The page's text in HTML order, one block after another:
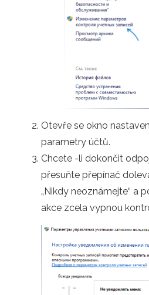
Otevře se okno
parametry účtů.
Chcete -li dokončit
přesuňte přepínač
„Nikdy neoznámejte“ a
akce zcela vypnou